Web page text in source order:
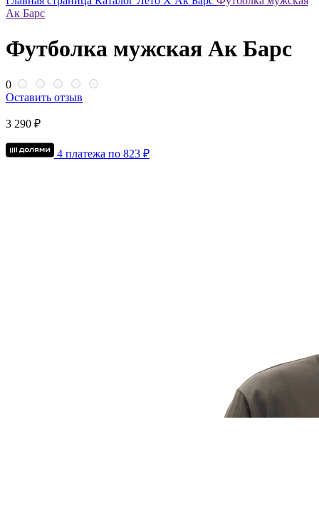
Ак Барс
Футболка мужская Ак Барс
0
Оставить отзыв
3 290 ₽
4 платежа по 823 ₽